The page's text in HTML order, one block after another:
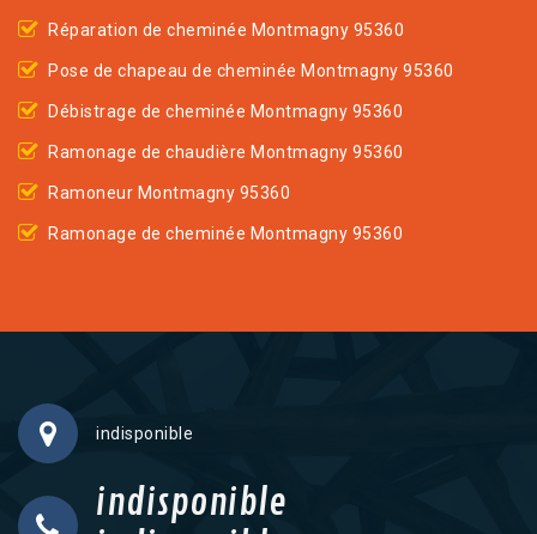
Réparation de cheminée Montmagny 95360
Pose de chapeau de cheminée Montmagny 95360
Débistrage de cheminée Montmagny 95360
Ramonage de chaudière Montmagny 95360
Ramoneur Montmagny 95360
Ramonage de cheminée Montmagny 95360
indisponible
indisponible